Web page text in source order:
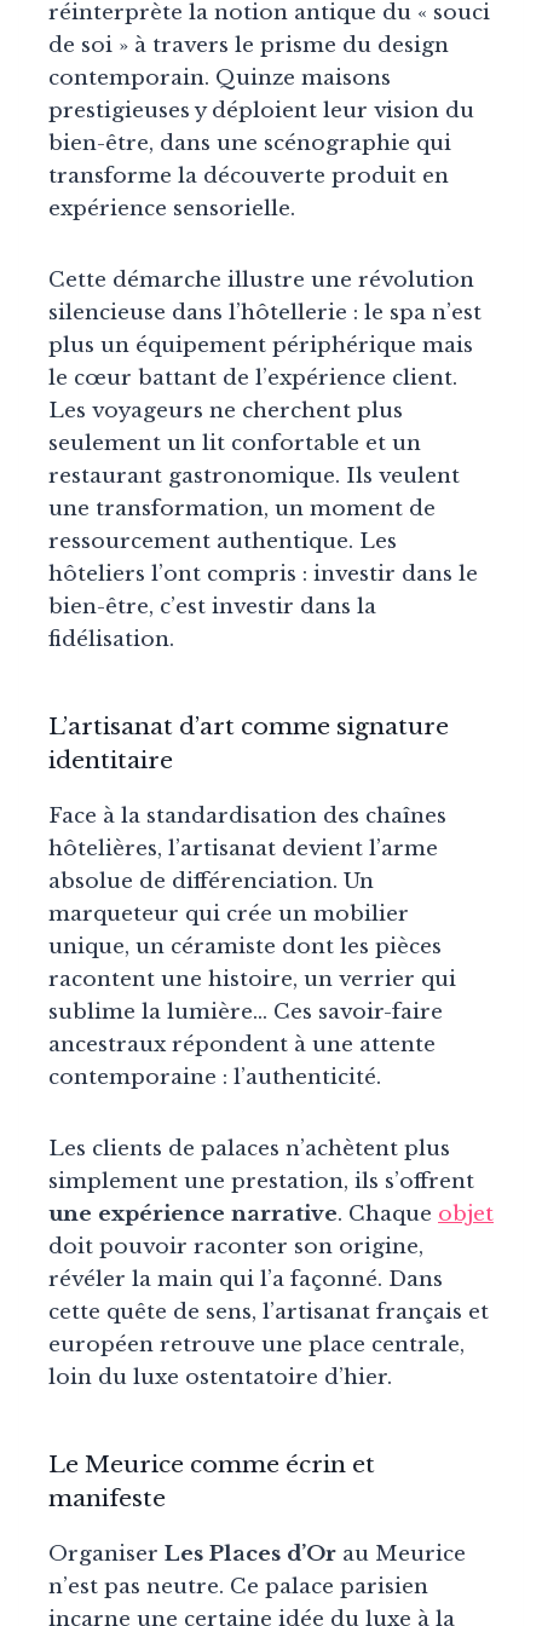
réinterprète la notion antique du « souci
de soi » à travers le prisme du design
contemporain. Quinze maisons
prestigieuses y déploient leur vision du
bien-être, dans une scénographie qui
transforme la découverte produit en
expérience sensorielle.
Cette démarche illustre une révolution
silencieuse dans l’hôtellerie : le spa n’est
plus un équipement périphérique mais
le cœur battant de l’expérience client.
Les voyageurs ne cherchent plus
seulement un lit confortable et un
restaurant gastronomique. Ils veulent
une transformation, un moment de
ressourcement authentique. Les
hôteliers l’ont compris : investir dans le
bien-être, c’est investir dans la
fidélisation.
L’artisanat d’art comme signature
identitaire
Face à la standardisation des chaînes
hôtelières, l’artisanat devient l’arme
absolue de différenciation. Un
marqueteur qui crée un mobilier
unique, un céramiste dont les pièces
racontent une histoire, un verrier qui
sublime la lumière… Ces savoir-faire
ancestraux répondent à une attente
contemporaine : l’authenticité.
Les clients de palaces n’achètent plus
simplement une prestation, ils s’offrent
une expérience narrative. Chaque objet
doit pouvoir raconter son origine,
révéler la main qui l’a façonné. Dans
cette quête de sens, l’artisanat français et
européen retrouve une place centrale,
loin du luxe ostentatoire d’hier.
Le Meurice comme écrin et
manifeste
Organiser Les Places d’Or au Meurice
n’est pas neutre. Ce palace parisien
incarne une certaine idée du luxe à la